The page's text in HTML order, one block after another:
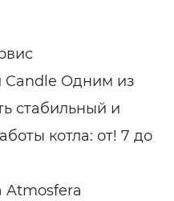
Candle Одним из
стабильный и
котла: от! 7 до
Atmosfera